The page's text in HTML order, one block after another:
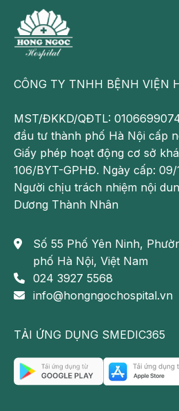
Rửa tay sạch là một trong
chảy hiệu
4. Bảo quản tốt thực phẩm đã
gió, bụi bặm
canh; Không ăn mắm tôm, mắm
cá, hải sản sống; Không ăn nem
CÔNG TY TNHH BỆNH VIỆN
MST/ĐKKD/QĐTL:
đầu tư thành phố Hà Nội cấp
Giấy phép hoạt động cơ sở
106/BYT-GPHĐ. Ngày cấp: 09/
Người chịu trách nhiệm nội
Dương Thành Nhân
Số 55 Phố Yên Ninh,
phố Hà Nội, Việt Nam
024 3927 5568
info@hongngochospital.vn
TẢI ỨNG DỤNG SMEDIC365